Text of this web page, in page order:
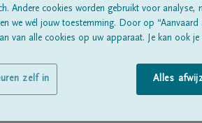
Andere cookies worden gebruikt voor analyse,
we wél jouw toestemming. Door op
van alle cookies op uw apparaat. Je kan ook je
Alles
zelf in